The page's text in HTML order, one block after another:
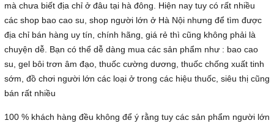
mà chưa biết địa chỉ ở đâu tại hà đông. Hiện nay tuy có rất nhiều
các shop bao cao su, shop người lớn ở Hà Nội nhưng để tìm được
địa chỉ bán hàng uy tín, chính hãng, giá rẻ thì cũng không phải là
chuyện dễ. Bạn có thể dễ dàng mua các sản phẩm như : bao cao
su, gel bôi trơn âm đạo, thuốc cường dương, thuốc chống xuất tinh
sớm, đồ chơi người lớn các loại ở trong các hiệu thuốc, siêu thị cũng
bán rất nhiều
100 % khách hàng đều không để ý rằng tuy các sản phẩm người lớn